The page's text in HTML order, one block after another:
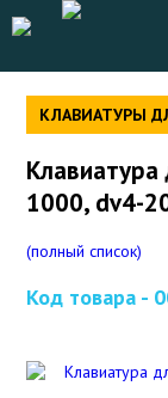
КЛАВИАТУРЫ
Клавиатура
1000, dv4-
(полный список)
Код товара -